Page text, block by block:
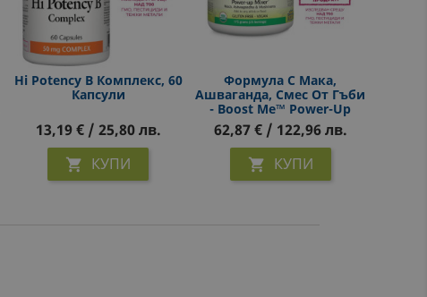
Hi Potency В Комплекс, 60
Капсули
13,19 € / 25,80 лв.
 КУПИ
Формула С Мака,
Ашваганда, Смес От Гъби
- Boost Me™ Power-Up
Mixer™ Whole Earth & Sea
Х 175 G Прах/ 25 Дози
62,87 € / 122,96 лв.
 КУПИ